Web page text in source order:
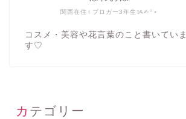
関西在住♀ブロガー3年生ᝰ✍︎꙳⋆
コスメ・美容や花言葉のこと書いていま
す♡
カテゴリー